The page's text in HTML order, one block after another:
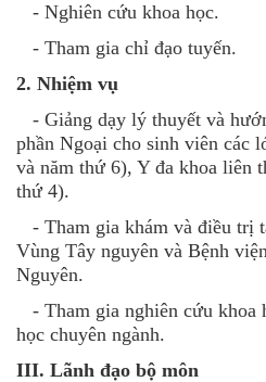
- Nghiên cứu khoa học.
- Tham gia chỉ đạo tuyến.
2. Nhiệm vụ
- Giảng dạy lý thuyết và
phần Ngoại cho sinh viên các
và năm thứ 6), Y đa khoa liên
thứ 4).
- Tham gia khám và điều trị
Vùng Tây nguyên và Bệnh
Nguyên.
- Tham gia nghiên cứu khoa
học chuyên ngành.
III. Lãnh đạo bộ môn